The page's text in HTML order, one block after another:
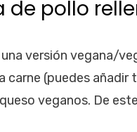
de pollo
versión vegana/
carne (puedes
veganos. De